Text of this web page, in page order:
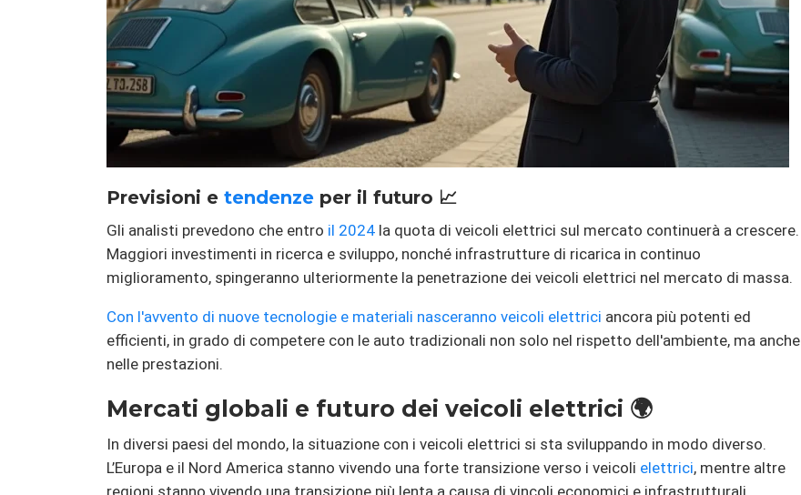
Previsioni e tendenze per il futuro 📈
Gli analisti prevedono che entro il 2024 la quota di veicoli elettrici sul mercato continuerà a crescere.
Maggiori investimenti in ricerca e sviluppo, nonché infrastrutture di ricarica in continuo
miglioramento, spingeranno ulteriormente la penetrazione dei veicoli elettrici nel mercato di massa.
Con l'avvento di nuove tecnologie e materiali nasceranno veicoli elettrici ancora più potenti ed
efficienti, in grado di competere con le auto tradizionali non solo nel rispetto dell'ambiente, ma anche
nelle prestazioni.
Mercati globali e futuro dei veicoli elettrici 🌍
In diversi paesi del mondo, la situazione con i veicoli elettrici si sta sviluppando in modo diverso.
L’Europa e il Nord America stanno vivendo una forte transizione verso i veicoli elettrici, mentre altre